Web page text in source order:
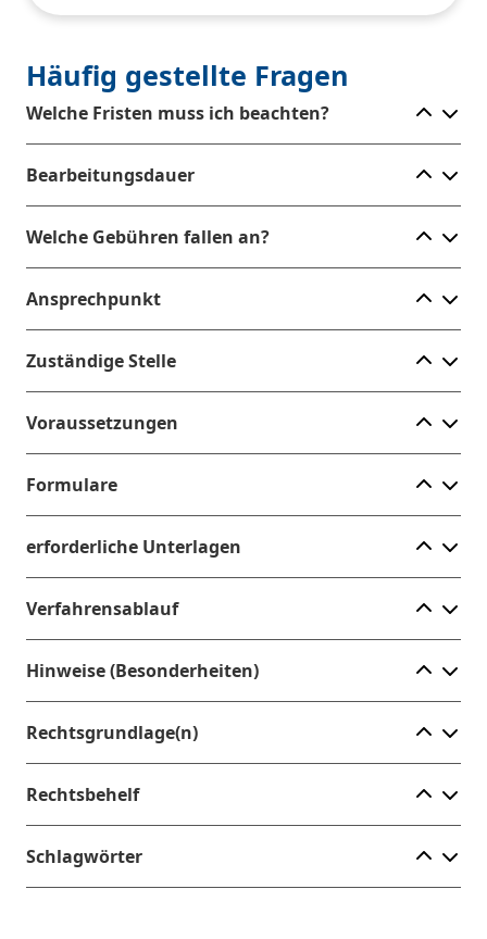
Häufig gestellte Fragen
Welche Fristen muss ich beachten?
Bearbeitungsdauer
Welche Gebühren fallen an?
Ansprechpunkt
Zuständige Stelle
Voraussetzungen
Formulare
erforderliche Unterlagen
Verfahrensablauf
Hinweise (Besonderheiten)
Rechtsgrundlage(n)
Rechtsbehelf
Schlagwörter